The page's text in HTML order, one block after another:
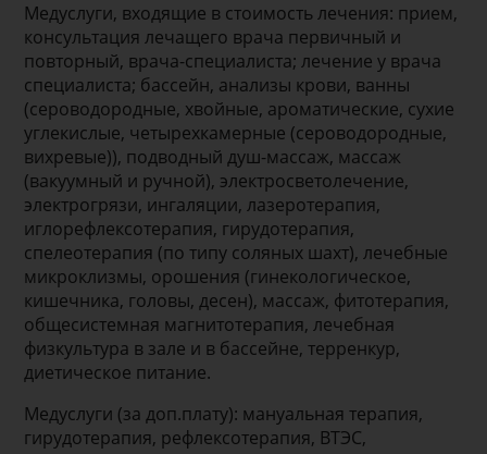
Медуслуги, входящие в стоимость лечения: прием,
консультация лечащего врача первичный и
повторный, врача-специалиста; лечение у врача
специалиста; бассейн, анализы крови, ванны
(сероводородные, хвойные, ароматические, сухие
углекислые, четырехкамерные (сероводородные,
вихревые)), подводный душ-массаж, массаж
(вакуумный и ручной), электросветолечение,
электрогрязи, ингаляции, лазеротерапия,
иглорефлексотерапия, гирудотерапия,
спелеотерапия (по типу соляных шахт), лечебные
микроклизмы, орошения (гинекологическое,
кишечника, головы, десен), массаж, фитотерапия,
общесистемная магнитотерапия, лечебная
физкультура в зале и в бассейне, терренкур,
диетическое питание.
Медуслуги (за доп.плату): мануальная терапия,
гирудотерапия, рефлексотерапия, ВТЭС,